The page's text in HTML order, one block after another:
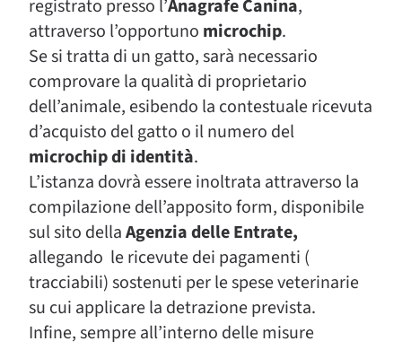
registrato presso l’Anagrafe Canina,
attraverso l’opportuno microchip.
Se si tratta di un gatto, sarà necessario
comprovare la qualità di proprietario
dell’animale, esibendo la contestuale ricevuta
d’acquisto del gatto o il numero del
microchip di identità.
L’istanza dovrà essere inoltrata attraverso la
compilazione dell’apposito form, disponibile
sul sito dellaAgenzia delle Entrate,
allegando le ricevute dei pagamenti (
tracciabili) sostenuti per le spese veterinarie
su cui applicare la detrazione prevista.
Infine, sempre all’interno delle misure